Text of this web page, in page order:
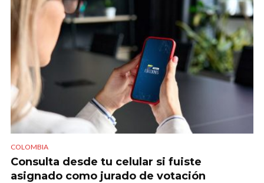
COLOMBIA
Consulta desde tu celular si fuiste
asignado como jurado de votación